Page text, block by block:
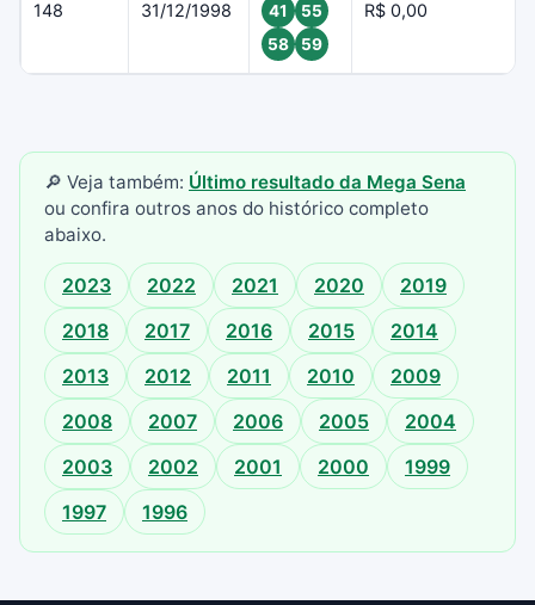
148 31/12/1998
41
55
58
59
R$ 0,00
🔎 Veja também: Último resultado da Mega Sena
ou confira outros anos do histórico completo
abaixo.
2023 2022 2021 2020
2019
2018
2017 2016 2015
2014
2013
2012 2011 2010
2009
2008
2007 2006 2005
2004
2003
2002 2001 2000
1999
1997
1996